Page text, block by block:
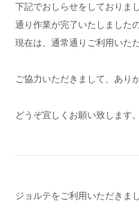
下記でおしらせをしておりま
通り作業が完了いたしました
現在は、通常通りご利用いた
ご協力いただきまして、あり
どうぞ宜しくお願い致します。
ジョルテをご利用いただきま